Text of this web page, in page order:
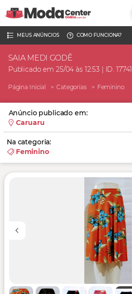
MEUS ANÚNCIOS
COMO FUNCIONA?
SAIA MEDI GODÊ
Publicado em 25/04 às 12:53 | ID. 17741
Página Inicial Categorias Feminino
Anúncio publicado em:
Caruaru
Na categoria:
Feminino